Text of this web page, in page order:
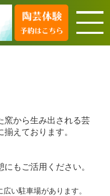
窯から生み出される芸
えております。
もご活用ください。
い駐車場があります。